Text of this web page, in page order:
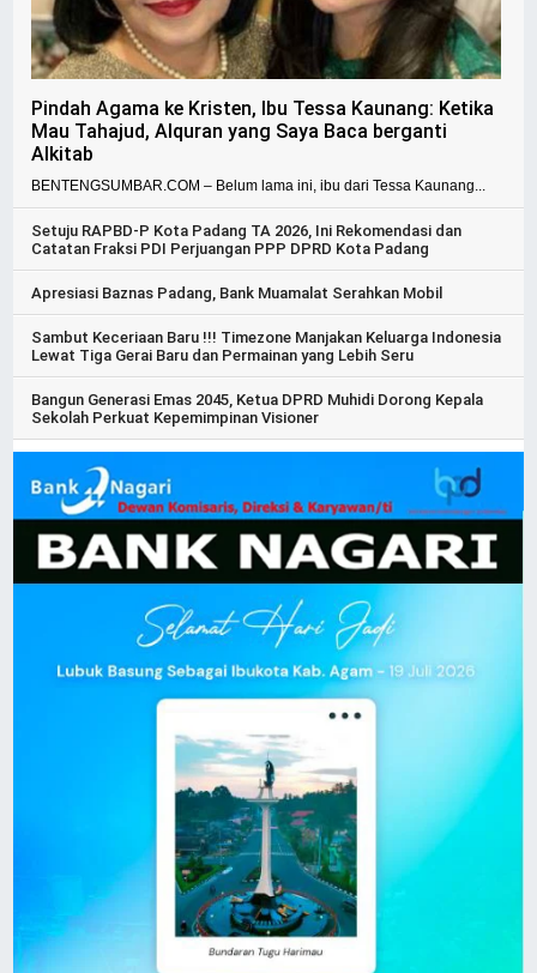
Pindah Agama ke Kristen, Ibu Tessa Kaunang: Ketika
Mau Tahajud, Alquran yang Saya Baca berganti
Alkitab
BENTENGSUMBAR.COM – Belum lama ini, ibu dari Tessa Kaunang...
Setuju RAPBD-P Kota Padang TA 2026, Ini Rekomendasi dan
Catatan Fraksi PDI Perjuangan PPP DPRD Kota Padang
Apresiasi Baznas Padang, Bank Muamalat Serahkan Mobil
Sambut Keceriaan Baru !!! Timezone Manjakan Keluarga Indonesia
Lewat Tiga Gerai Baru dan Permainan yang Lebih Seru
Bangun Generasi Emas 2045, Ketua DPRD Muhidi Dorong Kepala
Sekolah Perkuat Kepemimpinan Visioner